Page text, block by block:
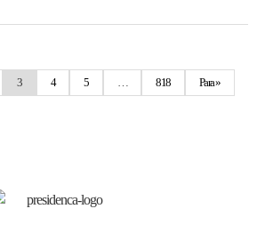
3 4 5 … 818 Para »